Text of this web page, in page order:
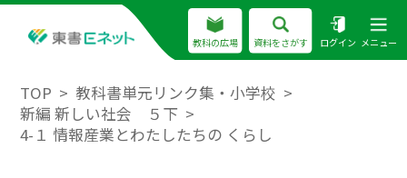
教科の広場 資料をさがす ログイン メニュー
TOP
教科書単元リンク集・小学校
新編 新しい社会 ５下
4-１ 情報産業とわたしたちの くらし